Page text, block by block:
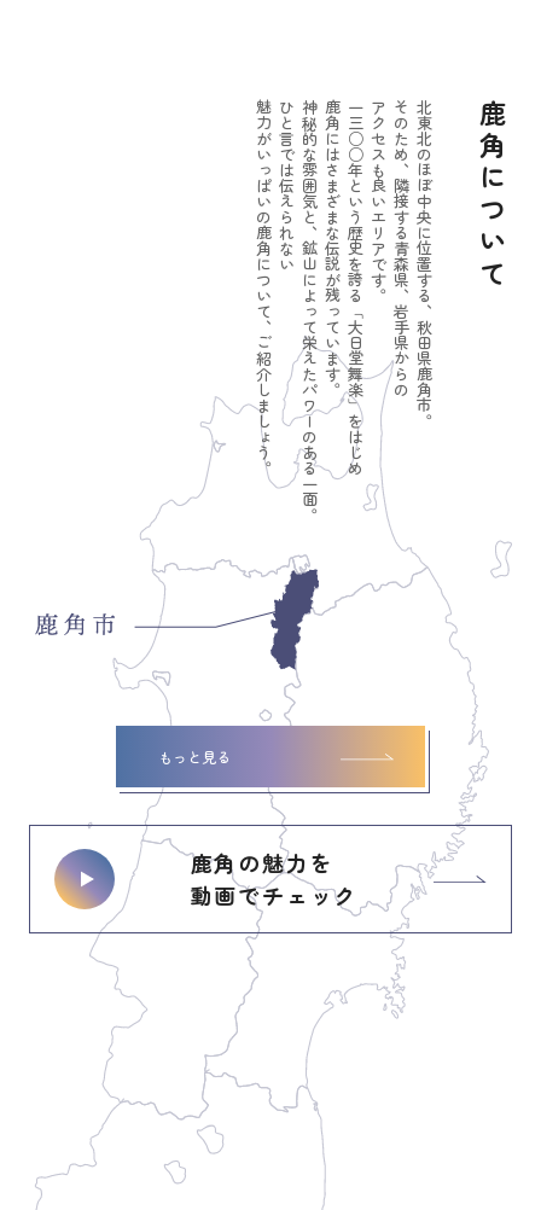
鹿角について
北東北のほぼ中央に位置する、秋田県鹿角市。
そのため、隣接する青森県、岩手県からの
アクセスも良いエリアです。
一三○○年という歴史を誇る「大日堂舞楽」をはじめ
鹿角にはさまざまな伝説が残っています。
神秘的な雰囲気と、鉱山によって栄えたパワーのある一面。
ひと言では伝えられない
魅力がいっぱいの鹿角について、ご紹介しましょう。
もっと見る
鹿角の魅力を
動画でチェック